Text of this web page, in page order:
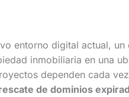
entorno digital actual,
inmobiliaria en una
dependen cada
de dominios